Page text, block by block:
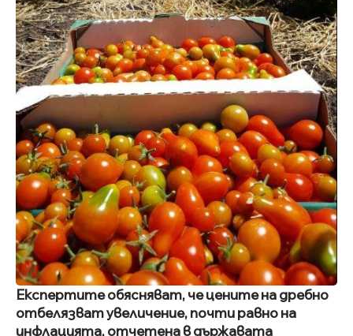
Експертите обясняват, че цените на дребно
отбелязват увеличение, почти равно на
инфлацията, отчетена в държавата